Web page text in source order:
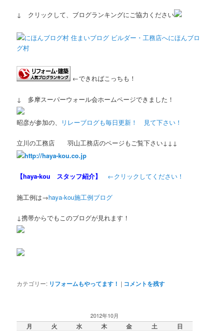
↓ クリックして、ブログランキングにご協力ください
にほんブロ
グ村
←できればこっちも！
↓ 多摩スーパーウォール会ホームページできました！
昭彦が参加の、 リレーブログも毎日更新！ 見て下さい！
立川の工務店 羽山工務店のページもご覧下さい↓↓↓
http://haya-kou.co.jp
【haya-kou スタッフ紹介】 ←クリックしてください！
施工例は→haya-kou施工例ブログ
↓携帯からでもこのブログが見れます！
カテゴリー: リフォームもやってます！ | コメントを残す
2012年10月
月 火 水 木 金 土 日